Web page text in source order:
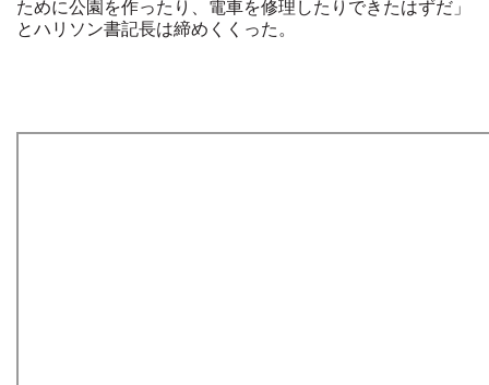
ために公園を作ったり、電車を修理したりできたはずだ」
とハリソン書記長は締めくくった。